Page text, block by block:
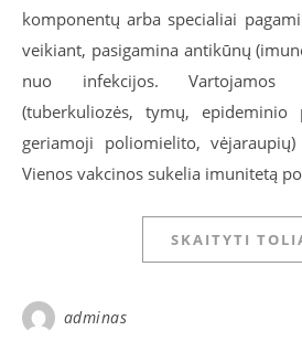
komponentų arba specialiai
veikiant, pasigamina antikūnų
nuo infekcijos. Vartojamos
(tuberkuliozės, tymų, epideminio
geriamoji poliomielito,
Vienos vakcinos sukelia imunitetą
SKAITYTI
adminas